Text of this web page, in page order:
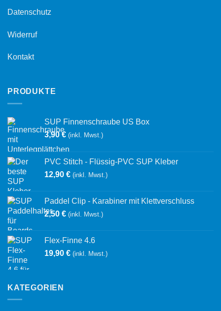
Datenschutz
Widerruf
Kontakt
PRODUKTE
SUP Finnenschraube US Box
3,90€ (inkl. Mwst.)
PVC Stitch - Flüssig-PVC SUP Kleber
12,90 € (inkl. Mwst.)
Paddel Clip - Karabiner mit Klettverschluss
2,50 € (inkl. Mwst.)
Flex-Finne 4.6
19,90 € (inkl. Mwst.)
KATEGORIEN